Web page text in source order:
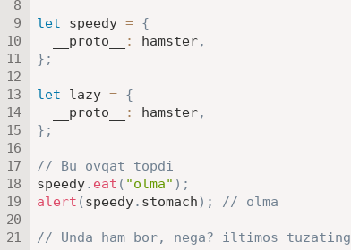
let speedy = {
__proto__
: hamster,
} ;
let lazy = {
__proto__
: hamster,
} ;
// Bu ovqat topdi
speedy. eat ( "olma" ) ;
alert (speedy. stomach) ; // olma
// Unda ham bor, nega? iltimos tuzating